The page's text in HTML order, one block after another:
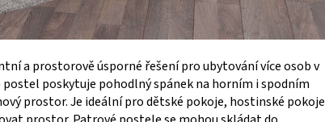
a prostorově úsporné řešení pro ubytování více osob v
poskytuje pohodlný spánek na horním i spodním
prostor. Je ideální pro dětské pokoje, hostinské pokoje